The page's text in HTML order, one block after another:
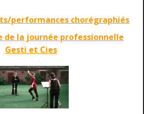
performances chorégraphiés
de la journée professionnelle
Gesti et Cies